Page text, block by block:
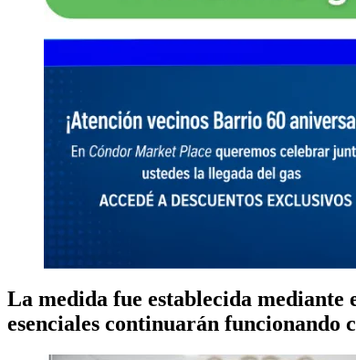
La medida fue establecida mediante
esenciales continuarán funcionando